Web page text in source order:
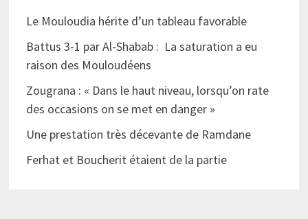
Le Mouloudia hérite d’un tableau favorable
Battus 3-1 par Al-Shabab : La saturation a eu
raison des Mouloudéens
Zougrana : « Dans le haut niveau, lorsqu’on rate
des occasions on se met en danger »
Une prestation très décevante de Ramdane
Ferhat et Boucherit étaient de la partie